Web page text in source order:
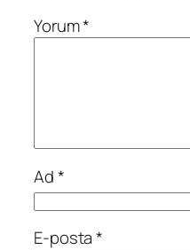
Yorum*
Ad*
E-posta*